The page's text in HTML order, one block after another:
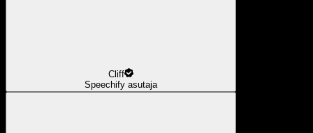
Cliff
Speechify asutaja